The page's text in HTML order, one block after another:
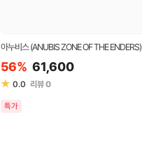
아누비스 (ANUBIS ZONE OF THE ENDERS)
56% 61,600
★ 0.0 리뷰0
특가